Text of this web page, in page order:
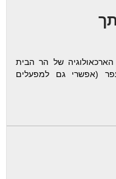
של הר הבית
(אפשרי גם למפעלים